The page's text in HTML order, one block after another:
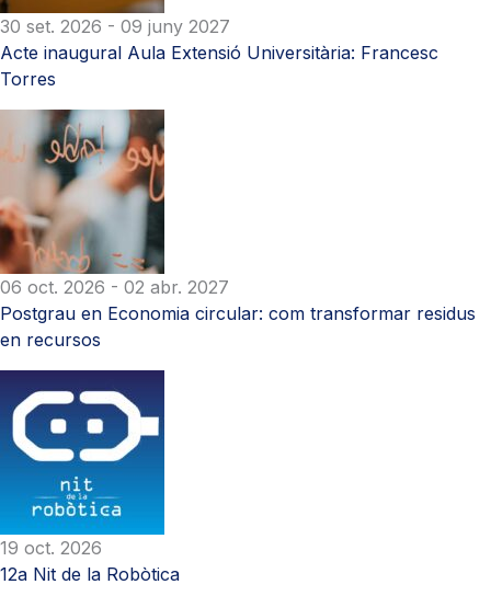
30 set. 2026 - 09 juny 2027
Acte inaugural Aula Extensió Universitària: Francesc
Torres
06 oct. 2026 - 02 abr. 2027
Postgrau en Economia circular: com transformar residus
en recursos
19 oct. 2026
12a Nit de la Robòtica